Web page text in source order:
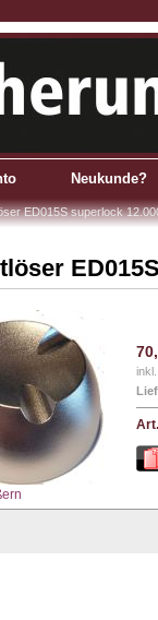
Neukunde?
ED015S superlock